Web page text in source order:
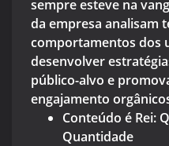
sempre esteve na
da empresa analisam
comportamentos dos
desenvolver
público-alvo e
engajamento
Conteúdo é Rei:
Quantidade